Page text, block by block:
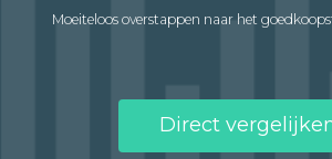
Moeiteloos overstappen naar het
Direct